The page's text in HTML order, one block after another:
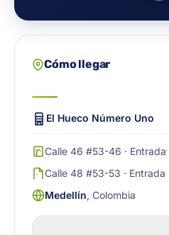
Cómo llegar
El Hueco Número Uno
Calle 46 #53-46 · Entrada
Calle 48 #53-53 · Entrada
Medellín, Colombia